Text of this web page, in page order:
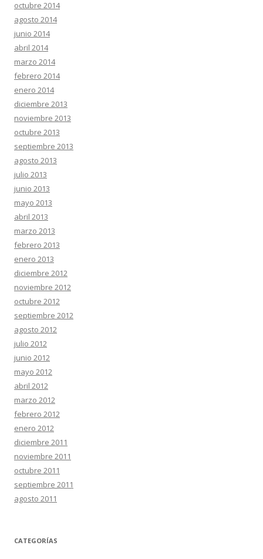
octubre 2014
agosto 2014
junio 2014
abril 2014
marzo 2014
febrero 2014
enero 2014
diciembre 2013
noviembre 2013
octubre 2013
septiembre 2013
agosto 2013
julio 2013
junio 2013
mayo 2013
abril 2013
marzo 2013
febrero 2013
enero 2013
diciembre 2012
noviembre 2012
octubre 2012
septiembre 2012
agosto 2012
julio 2012
junio 2012
mayo 2012
abril 2012
marzo 2012
febrero 2012
enero 2012
diciembre 2011
noviembre 2011
octubre 2011
septiembre 2011
agosto 2011
CATEGORÍAS